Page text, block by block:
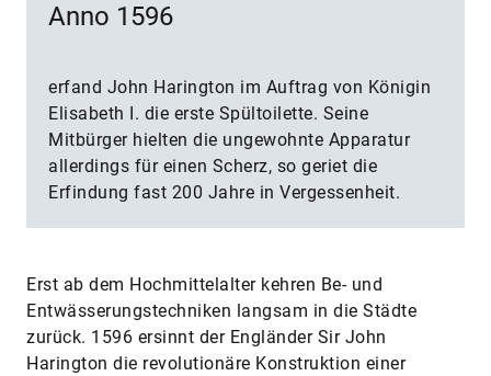
Anno 1596
erfand John Harington im Auftrag von Königin
Elisabeth I. die erste Spültoilette. Seine
Mitbürger hielten die ungewohnte Apparatur
allerdings für einen Scherz, so geriet die
Erfindung fast 200 Jahre in Vergessenheit.
Erst ab dem Hochmittelalter kehren Be- und
Entwässerungstechniken langsam in die Städte
zurück. 1596 ersinnt der Engländer Sir John
Harington die revolutionäre Konstruktion einer